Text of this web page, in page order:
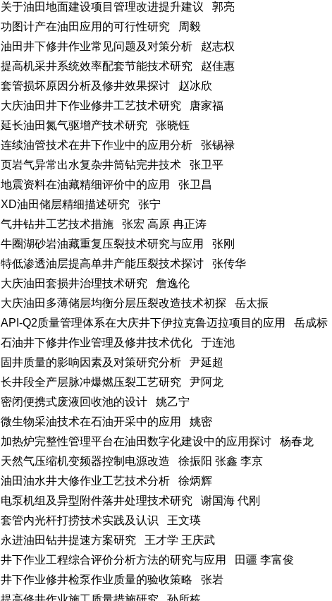
关于油田地面建设项目管理改进提升建议 郭亮
功图计产在油田应用的可行性研究 周毅
油田井下修井作业常见问题及对策分析 赵志权
提高机采井系统效率配套节能技术研究 赵佳惠
套管损坏原因分析及修井效果探讨 赵冰欣
大庆油田井下作业修井工艺技术研究 唐家福
延长油田氮气驱增产技术研究 张晓钰
连续油管技术在井下作业中的应用分析 张锡禄
页岩气异常出水复杂井筒钻完井技术 张卫平
地震资料在油藏精细评价中的应用 张卫昌
XD油田储层精细描述研究 张宁
气井钻井工艺技术措施 张宏 高原 冉正涛
牛圈湖砂岩油藏重复压裂技术研究与应用 张刚
特低渗透油层提高单井产能压裂技术探讨 张传华
大庆油田套损井治理技术研究 詹逸伦
大庆油田多薄储层均衡分层压裂改造技术初探 岳太振
API-Q2质量管理体系在大庆井下伊拉克鲁迈拉项目的应用 岳成标
石油井下修井作业管理及修井技术优化 于连池
固井质量的影响因素及对策研究分析 尹延超
长井段全产层脉冲爆燃压裂工艺研究 尹阿龙
密闭便携式废液回收池的设计 姚乙宁
微生物采油技术在石油开采中的应用 姚密
加热炉完整性管理平台在油田数字化建设中的应用探讨 杨春龙
天然气压缩机变频器控制电源改造 徐振阳 张鑫 李京
油田油水井大修作业工艺技术分析 徐炳辉
电泵机组及异型附件落井处理技术研究 谢国海 代刚
套管内光杆打捞技术实践及认识 王文瑛
永进油田钻井提速方案研究 王才学 王庆武
井下作业工程综合评价分析方法的研究与应用 田疆 李富俊
井下作业修井检泵作业质量的验收策略 张岩